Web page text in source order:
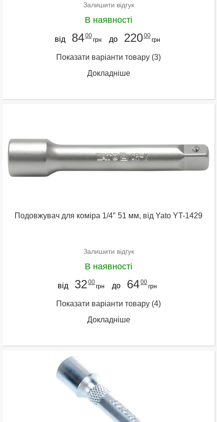
Залишити відгук
В наявності
від 8400
грн до 22000
грн
Показати варіанти товару (3)
Докладніше
Подовжувач для коміра 1/4″ 51 мм, від Yato YT-1429
Залишити відгук
В наявності
від 32 00
грн до 6400
грн
Показати варіанти товару (4)
Докладніше